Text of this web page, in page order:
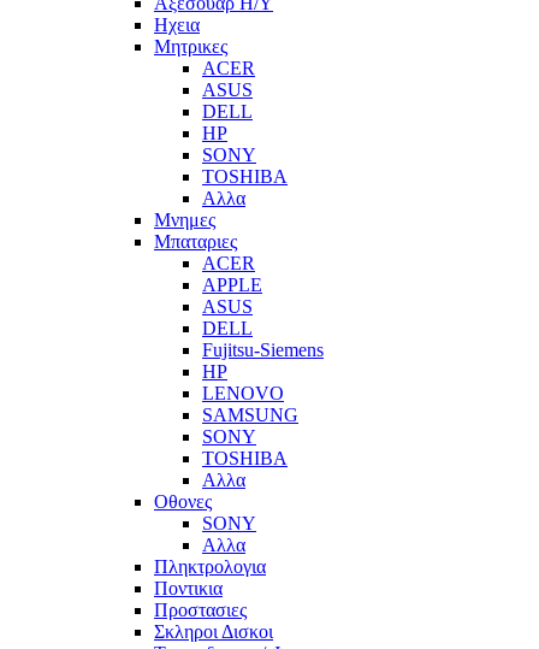
Ηχεια
Μητρικες
ACER
ASUS
DELL
HP
SONY
TOSHIBA
Αλλα
Μνημες
Μπαταριες
ACER
APPLE
ASUS
DELL
Fujitsu-Siemens
HP
LENOVO
SAMSUNG
SONY
TOSHIBA
Αλλα
Οθονες
SONY
Αλλα
Πληκτρολογια
Ποντικια
Προστασιες
Σκληροι Δισκοι